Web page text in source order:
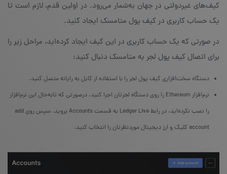
کیف‌های غیردولتی در جهان به‌شمار می‌رود. در اولین قدم، لازم است تا
یک حساب کاربری در کیف پول متامسک ایجاد کنید.
در صورتی که یک حساب کاربری در این کیف ایجاد کرده‌اید، مراحل زیر را
برای اتصال کیف پول لجر به متامسک دنبال کنید:
دستگاه سخت‌افزاری کیف پول لجر را با استفاده از کابل به رایانه متصل کنید.
نرم‌افزار Ethereum را روی دستگاه لجرتان اجرا کنید. درصورتی که تابه‌حال این نرم‌افزار
را نصب نکرده‌اید، در رابط Ledger Live به قسمت Accounts بروید. سپس روی add
account کلیک و ارز دیجیتال موردنظرتان را انتخاب کنید.